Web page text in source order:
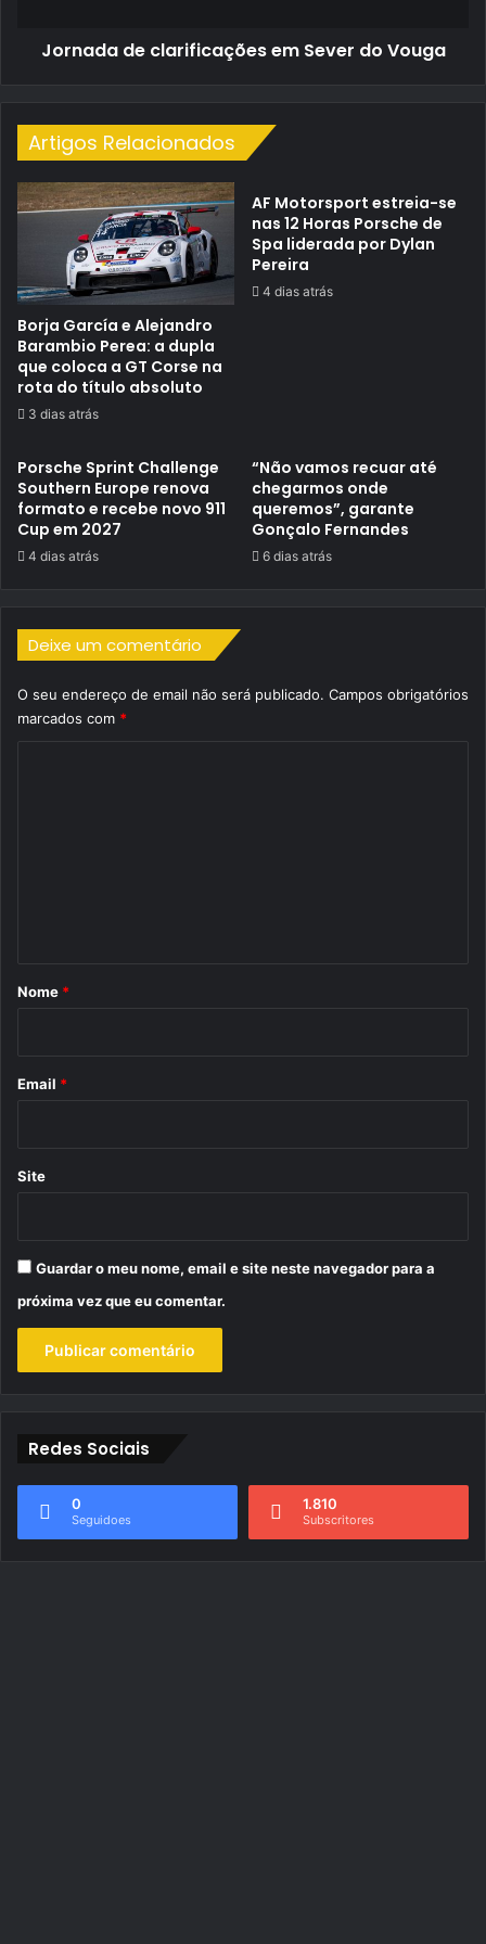
Jornada de clarificações em Sever do Vouga
Artigos Relacionados
Borja García e Alejandro
Barambio Perea: a dupla
que coloca a GT Corse na
rota do título absoluto
3 dias atrás
AF Motorsport estreia-se
nas 12 Horas Porsche de
Spa liderada por Dylan
Pereira
4 dias atrás
Porsche Sprint Challenge
Southern Europe renova
formato e recebe novo 911
Cup em 2027
4 dias atrás
“Não vamos recuar até
chegarmos onde
queremos”, garante
Gonçalo Fernandes
6 dias atrás
Deixe um comentário
O seu endereço de email não será publicado. Campos obrigatórios
marcados com *
r
*
Nome *
Email *
Site
Guardar o meu nome, email e site neste navegador para a
próxima vez que eu comentar.
Redes Sociais
0
Seguidoes
1.810
Subscritores